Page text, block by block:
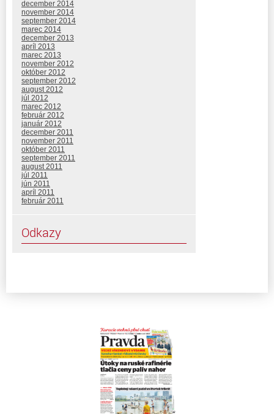
december 2014
november 2014
september 2014
marec 2014
december 2013
apríl 2013
marec 2013
november 2012
október 2012
september 2012
august 2012
júl 2012
marec 2012
február 2012
január 2012
december 2011
november 2011
október 2011
september 2011
august 2011
júl 2011
jún 2011
apríl 2011
február 2011
Odkazy